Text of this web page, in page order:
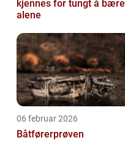
kjennes for tungt å bære
alene
06 februar 2026
Båtførerprøven